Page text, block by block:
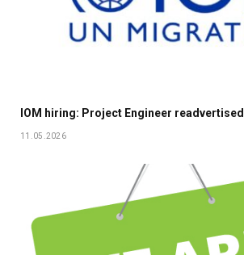
IOM hiring: Project Engineer readvertised
11.05.2026